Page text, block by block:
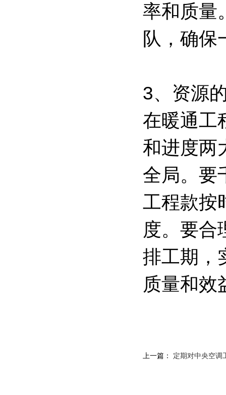
率和质量
队，确保
3、资源
在暖通工
和进度两
全局。要
工程款按
度。要合
排工期，
质量和效
上一篇： 定期对中央空调